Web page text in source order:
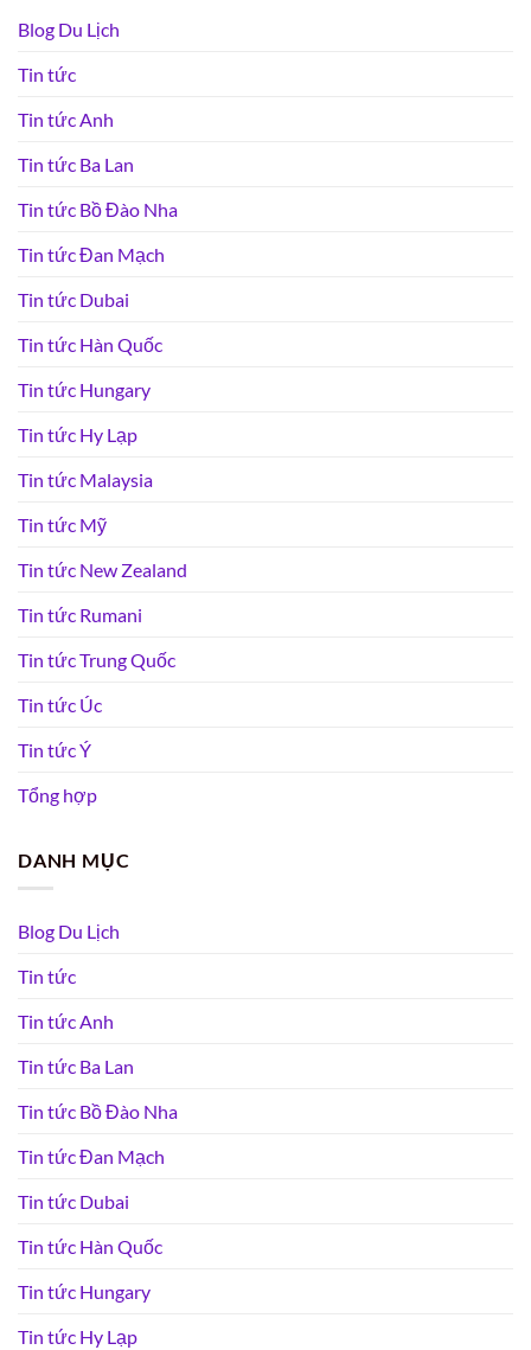
Blog Du Lịch
Tin tức
Tin tức Anh
Tin tức Ba Lan
Tin tức Bồ Đào Nha
Tin tức Đan Mạch
Tin tức Dubai
Tin tức Hàn Quốc
Tin tức Hungary
Tin tức Hy Lạp
Tin tức Malaysia
Tin tức Mỹ
Tin tức New Zealand
Tin tức Rumani
Tin tức Trung Quốc
Tin tức Úc
Tin tức Ý
Tổng hợp
DANH MỤC
Blog Du Lịch
Tin tức
Tin tức Anh
Tin tức Ba Lan
Tin tức Bồ Đào Nha
Tin tức Đan Mạch
Tin tức Dubai
Tin tức Hàn Quốc
Tin tức Hungary
Tin tức Hy Lạp